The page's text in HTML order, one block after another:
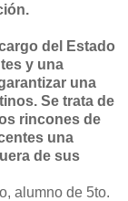
del Estado
y una
una
Se trata de
rincones de
una
de sus
alumno de 5to.